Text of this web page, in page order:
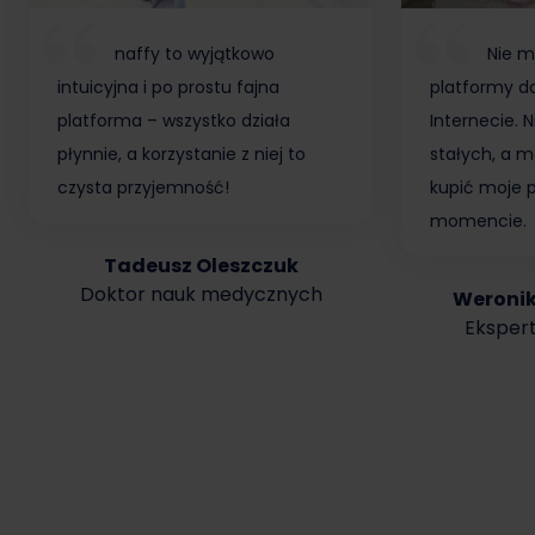
naffy to wyjątkowo
intuicyjna i po prostu fajna
platforma – wszystko działa
płynnie, a korzystanie z niej to
czysta przyjemność!
Tadeusz Oleszczuk
Doktor nauk medycznych
Nie
platformy
Internecie.
stałych, a
kupić moje
momencie.